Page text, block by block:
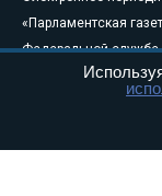
«Парламентская
Федеральной службе
связи,
массовых
Свидетельство о